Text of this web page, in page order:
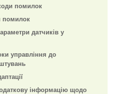
помилок
помилок
датчиків у
управління до
інформацію щодо